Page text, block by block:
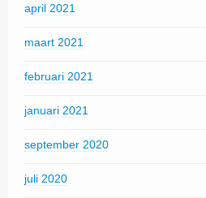
april 2021
maart 2021
februari 2021
januari 2021
september 2020
juli 2020